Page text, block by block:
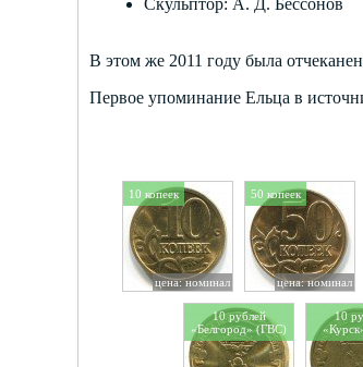
Скульптор: А. Д. Бессонов
В этом же 2011 году была
Первое упоминание Ельца в
10 копеек
цена: номинал
50 копеек
цена: номинал
10 рублей
«Белгород» (ГВС)
10